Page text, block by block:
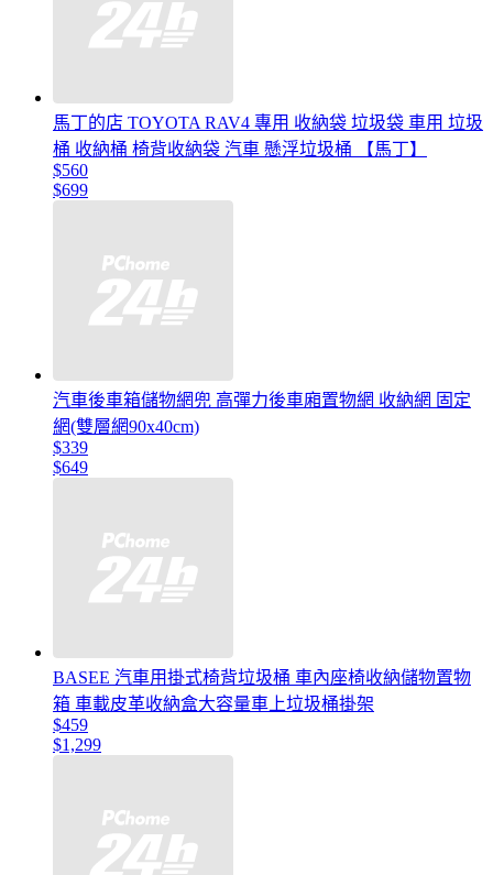
馬丁的店 TOYOTA RAV4 專用 收納袋 垃圾袋 車用 垃圾
桶 收納桶 椅背收納袋 汽車 懸浮垃圾桶 【馬丁】
$560
$699
汽車後車箱儲物網兜 高彈力後車廂置物網 收納網 固定
網(雙層網90x40cm)
$339
$649
BASEE 汽車用掛式椅背垃圾桶 車內座椅收納儲物置物
箱 車載皮革收納盒大容量車上垃圾桶掛架
$459
$1,299